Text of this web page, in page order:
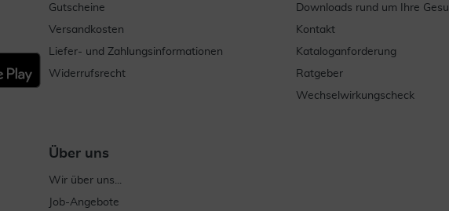
Gutscheine
Versandkosten
Liefer- und Zahlungsinformationen
Widerrufsrecht
Downloads rund um Ihre
Kontakt
Kataloganforderung
Ratgeber
Wechselwirkungscheck
Über uns
Wir über uns...
Job-Angebote